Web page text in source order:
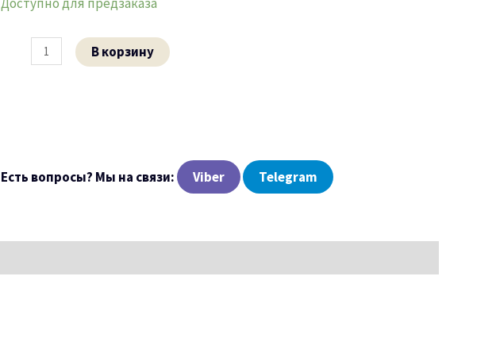
В корзину
Есть вопросы? Мы на связи: Viber Telegram